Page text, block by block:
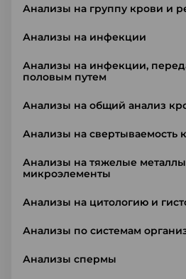
Анализы на группу крови и
Анализы на инфекции
Анализы на инфекции,
половым путем
Анализы на общий анализ
Анализы на свертываемость
Анализы на тяжелые
микроэлементы
Анализы на цитологию и
Анализы по системам
Анализы спермы